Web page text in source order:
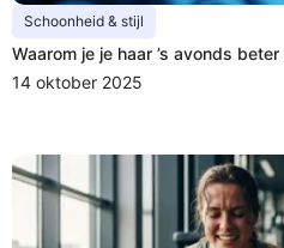
Schoonheid & stijl
Waarom je je haar ’s avonds
14 oktober 2025